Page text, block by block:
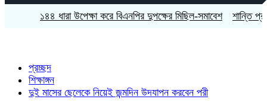
১৪৪ ধারা উপেক্ষা করে বিএনপির দুপক্ষের মিছিল-সমাবেশ শান্তি প্রচেষ্টায়
প্রচ্ছদ
শিক্ষাঙ্গন
দুই মাসের ছেলেকে নিয়েই জন্মদিন উদযাপন করবেন পরী